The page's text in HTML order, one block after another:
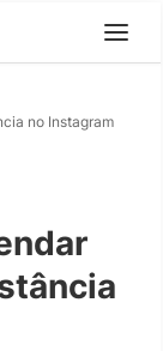
no Instagram